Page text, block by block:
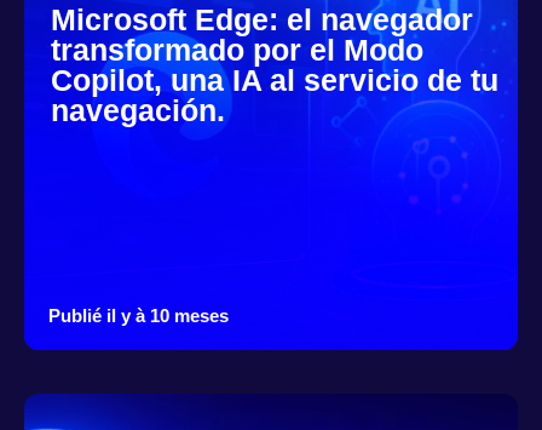
Microsoft Edge: el navegador
transformado por el Modo
Copilot, una IA al servicio de tu
navegación.
Publié il y à 10 meses